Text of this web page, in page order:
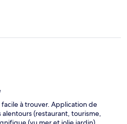
à trouver. Application de
(restaurant, tourisme,